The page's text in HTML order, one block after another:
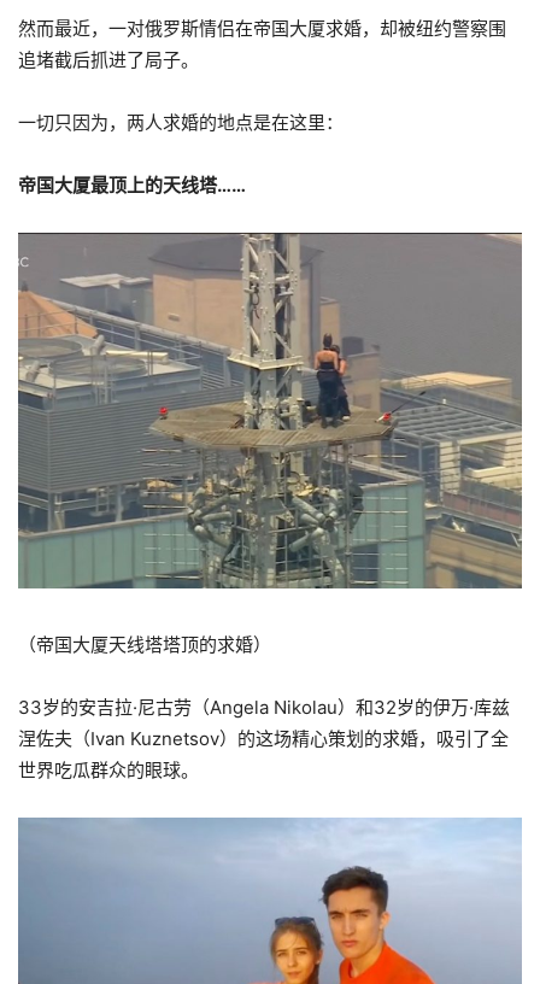
然而最近，一对俄罗斯情侣在帝国大厦求婚，却被纽约警察围
追堵截后抓进了局子。
一切只因为，两人求婚的地点是在这里：
帝国大厦最顶上的天线塔……
（帝国大厦天线塔塔顶的求婚）
33岁的安吉拉·尼古劳（Angela Nikolau）和32岁的伊万·库兹
涅佐夫（Ivan Kuznetsov）的这场精心策划的求婚，吸引了全
世界吃瓜群众的眼球。